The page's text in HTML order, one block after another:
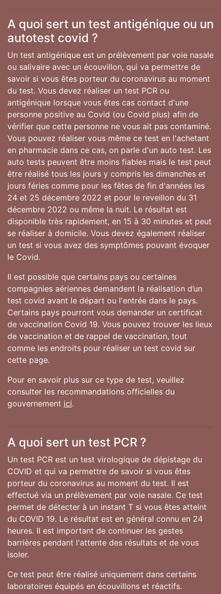
A quoi sert un test antigénique ou un
autotest covid ?
Un test antigénique est un prélèvement par voie nasale
ou salivaire avec un écouvillon, qui va permettre de
savoir si vous êtes porteur du coronavirus au moment
du test. Vous devez réaliser un test PCR ou
antigénique lorsque vous êtes cas contact d'une
personne positive au Covid (ou Covid plus) afin de
vérifier que cette personne ne vous ait pas contaminé.
Vous pouvez réaliser vous même ce test en l'achetant
en pharmacie dans ce cas, on parle d'un auto test. Les
auto tests peuvent être moins fiables mais le test peut
être réalisé tous les jours y compris les dimanches et
jours féries comme pour les fêtes de fin d'années les
24 et 25 décembre 2022 et pour le reveillon du 31
décembre 2022 ou même la nuit. Le résultat est
disponible très rapidement, en 15 à 30 minutes et peut
se réaliser à domicile. Vous devez également réaliser
un test si vous avez des symptômes pouvant évoquer
le Covid.
Il est possible que certains pays ou certaines
compagnies aériennes demandent la réalisation d’un
test covid avant le départ ou l'entrée dans le pays.
Certains pays pourront vous demander un certificat
de vaccination Covid 19. Vous pouvez trouver les lieux
de vaccination et de rappel de vaccination, tout
comme les endroits pour réaliser un test covid sur
cette page.
Pour en savoir plus sur ce type de test, veuillez
consulter les recommandations officielles du
gouvernement ici.
A quoi sert un test PCR ?
Un test PCR est un test virologique de dépistage du
COVID et qui va permettre de savoir si vous êtes
porteur du coronavirus au moment du test. Il est
effectué via un prélèvement par voie nasale. Ce test
permet de détecter à un instant T si vous êtes atteint
du COVID 19. Le résultat est en général connu en 24
heures. Il est important de continuer les gestes
barrières pendant l'attente des résultats et de vous
isoler.
Ce test peut être réalisé uniquement dans certains
laboratoires équipés en écouvillons et réactifs.